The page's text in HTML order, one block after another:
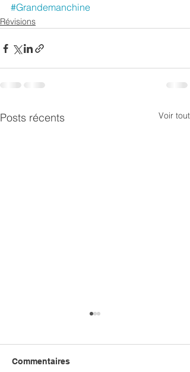
#Grandemanchine
Révisions
Posts récents Voir tout
Commentaires